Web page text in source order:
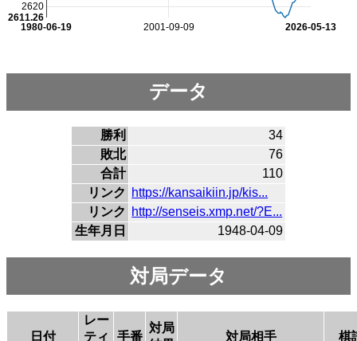
2001-09-09
1980-06-19 2026-05-13
2620
2611.26
データ
勝利
34
敗北
76
合計
110
リンク
https://kansaikiin.jp/kis...
リンク
http://senseis.xmp.net/?E...
生年月日
1948-04-09
対局データ
日付
レー
ティ
手番
対局
対局相手 棋